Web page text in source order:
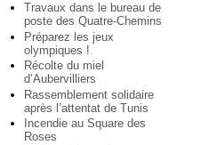
Travaux dans le bureau de
poste des Quatre-Chemins
Préparez les jeux
olympiques !
Récolte du miel
d’Aubervilliers
Rassemblement solidaire
après l’attentat de Tunis
Incendie au Square des
Roses